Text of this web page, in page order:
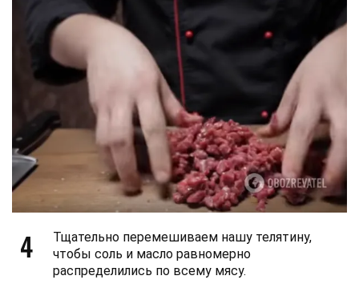
4
Тщательно перемешиваем нашу телятину,
чтобы соль и масло равномерно
распределились по всему мясу.